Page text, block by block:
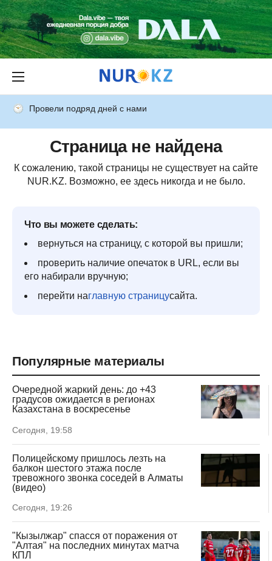
Провели подряд дней с нами
Страница не найдена
К сожалению, такой страницы не существует на сайте
NUR.KZ. Возможно, ее здесь никогда и не было.
Что вы можете сделать:
вернуться на страницу, с которой вы пришли;
проверить наличие опечаток в URL, если вы
его набирали вручную;
перейти наглавную страницусайта.
Популярные материалы
Очередной жаркий день: до +43
градусов ожидается в регионах
Казахстана в воскресенье
Сегодня, 19:58
Полицейскому пришлось лезть на
балкон шестого этажа после
тревожного звонка соседей в Алматы
(видео)
Сегодня, 19:26
"Кызылжар" спасся от поражения от
"Алтая" на последних минутах матча
КПЛ